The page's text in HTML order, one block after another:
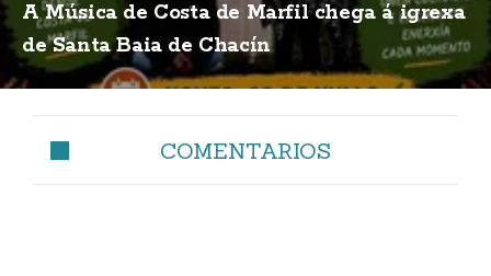
A Música de Costa de Marfil chega á igrexa
de Santa Baia de Chacín
COMENTARIOS